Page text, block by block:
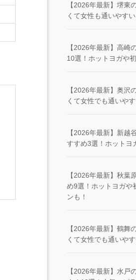
【2026年最新】堺東
くて女性も通いやす
【2026年最新】高崎
10選！ホットヨガや
【2026年最新】奥沢
くて女性でも通いやす
【2026年最新】新越
すすめ3選！ホットヨ
【2026年最新】秋葉
め9選！ホットヨガや
ンも！
【2026年最新】鶴舞
くて女性でも通いやす
【2026年最新】水戸